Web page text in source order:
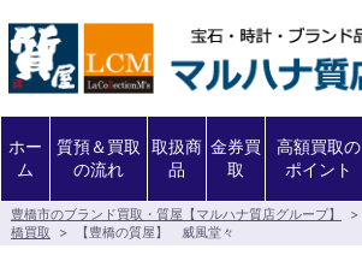
ホー
ム
質預＆買取
の流れ
取扱商
品
金券買
取
高額買取の
ポイント
豊橋市のブランド買取・質屋【マルハナ質店グループ】 >
橋買取
> 【豊橋の質屋】 威風堂々